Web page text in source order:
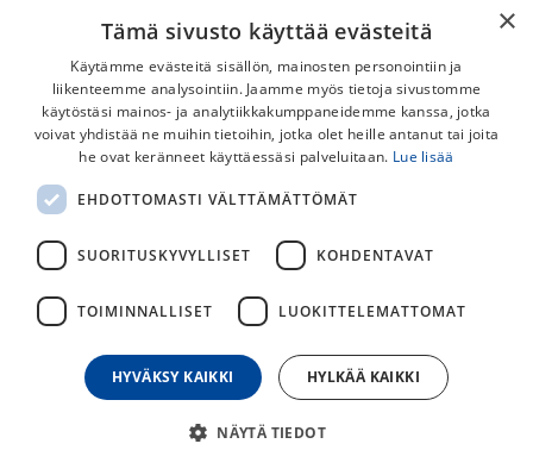
SRAM GX Eagle T-Type XS-1275 10-52t
12v Pakka
Sram rataspakka XS-1275 T-Type voimansiirrolle.
285,00€
päivän alin hinta
×
Tämä sivusto käyttää evästeitä
Käytämme evästeitä sisällön, mainosten personointiin ja
liikenteemme analysointiin. Jaamme myös tietoja sivustomme
käytöstäsi mainos- ja analytiikkakumppaneidemme kanssa, jotka
voivat yhdistää ne muihin tietoihin, jotka olet heille antanut tai joita
he ovat keränneet käyttäessäsi palveluitaan. Lue lisää
EHDOTTOMASTI VÄLTTÄMÄTTÖMÄT
SUORITUSKYVYLLISET KOHDENTAVAT
TOIMINNALLISET LUOKITTELEMATTOMAT
HYVÄKSY KAIKKI HYLKÄÄ KAIKKI
NÄYTÄ TIEDOT